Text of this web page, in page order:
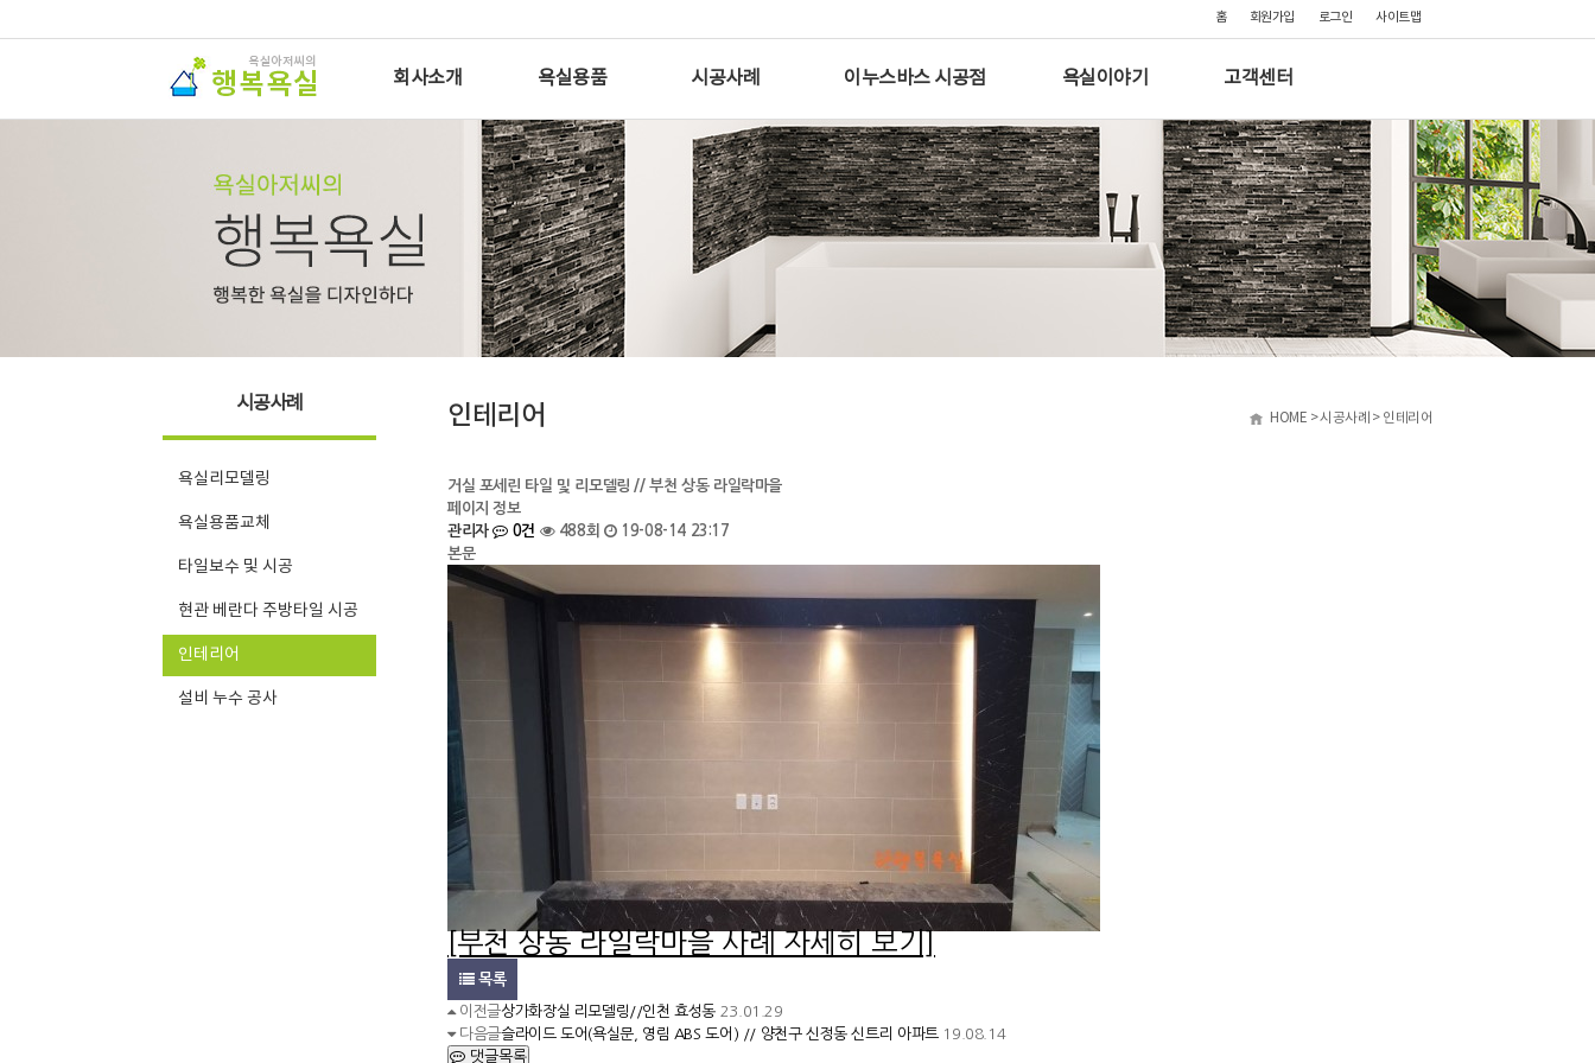
홈 회원가입 로그인 사이트맵
회사소개 욕실용품 시공사례 이누스바스 시공점 욕실이야기 고객센터
시공사례
욕실리모델링
욕실용품교체
타일보수 및 시공
현관 베란다 주방타일 시공
인테리어
설비 누수 공사
인테리어 HOME > 시공사례 > 인테리어
거실 포세린 타일 및 리모델링 // 부천 상동 라일락마을
페이지 정보
관리자
0건 488회
19-08-14 23:17
본문
[부천 상동 라일락마을 사례 자세히 보기]
목록
이전글상가화장실 리모델링//인천 효성동 23.01.29
다음글슬라이드 도어(욕실문, 영림 ABS 도어) // 양천구 신정동 신트리 아파트 19.08.14
댓글목록